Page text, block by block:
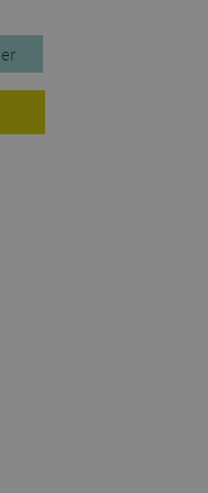
gewünschten